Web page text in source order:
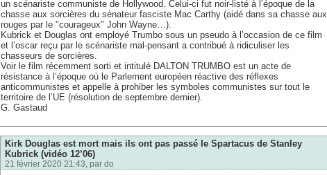
un scénariste communiste de Hollywood. Celui-ci fut noir-listé à l’époque de la
chasse aux sorcières du sénateur fasciste Mac Carthy (aidé dans sa chasse aux
rouges par le "courageux" John Wayne…).
Kubrick et Douglas ont employé Trumbo sous un pseudo à l’occasion de ce film
et l’oscar reçu par le scénariste mal-pensant a contribué à ridiculiser les
chasseurs de sorcières.
Voir le film récemment sorti et intitulé DALTON TRUMBO est un acte de
résistance à l’époque où le Parlement européen réactive des réflexes
anticommunistes et appelle à prohiber les symboles communistes sur tout le
territoire de l’UE (résolution de septembre dernier).
G. Gastaud
Kirk Douglas est mort mais ils ont pas passé le Spartacus de Stanley
Kubrick (vidéo 12’06)
21 février 2020 21:43, par do